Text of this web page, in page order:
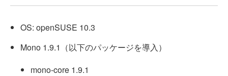
OS: openSUSE 10.3
Mono 1.9.1（以下のパッケージを導入）
mono-core 1.9.1